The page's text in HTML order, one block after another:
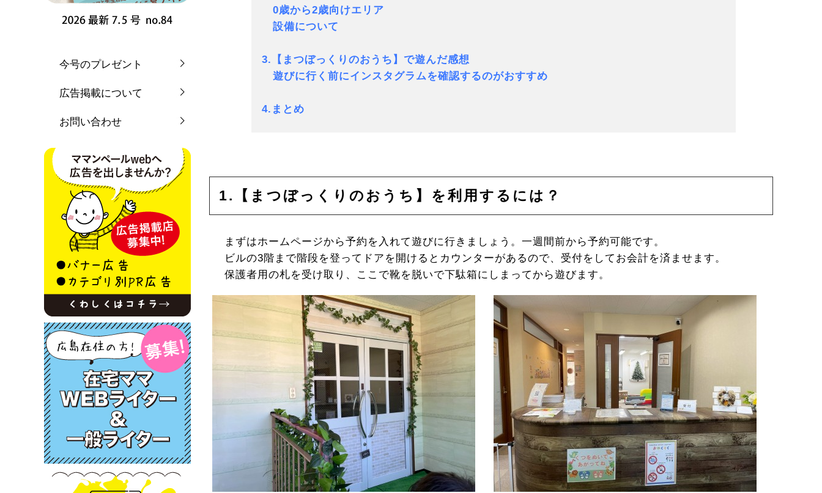
0歳から2歳向けエリア
設備について
3.【まつぼっくりのおうち】で遊んだ感想
遊びに行く前にインスタグラムを確認するのがおすすめ
4.まとめ
1.【まつぼっくりのおうち】を利用するには？
まずはホームページから予約を入れて遊びに行きましょう。一週間前から予約可能です。
ビルの3階まで階段を登ってドアを開けるとカウンターがあるので、受付をしてお会計を済ませます。
保護者用の札を受け取り、ここで靴を脱いで下駄箱にしまってから遊びます。
今号のプレゼント
広告掲載について
お問い合わせ